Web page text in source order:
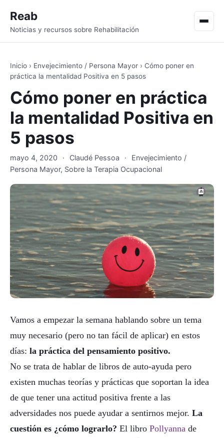
Reab
Noticias y recursos sobre Rehabilitación
Inicio › Envejecimiento / Persona Mayor › Cómo poner en
práctica la mentalidad Positiva en 5 pasos
Cómo poner en práctica
la mentalidad Positiva en
5 pasos
mayo 4, 2020 · Claudé Pessoa ·
Envejecimiento /
Persona Mayor, Sobre la Terapia Ocupacional
Vamos a empezar la semana hablando sobre un tema
muy necesario (pero no tan fácil de aplicar) en estos
días: la práctica del pensamiento positivo.
No se trata de hablar de libros de auto-ayuda pero
existen muchas teorías y prácticas que soportan la idea
de que tener una actitud positiva frente a las
adversidades nos puede ayudar a sentirnos mejor. La
cuestión es ¿cómo lograrlo? El libro Pollyanna de